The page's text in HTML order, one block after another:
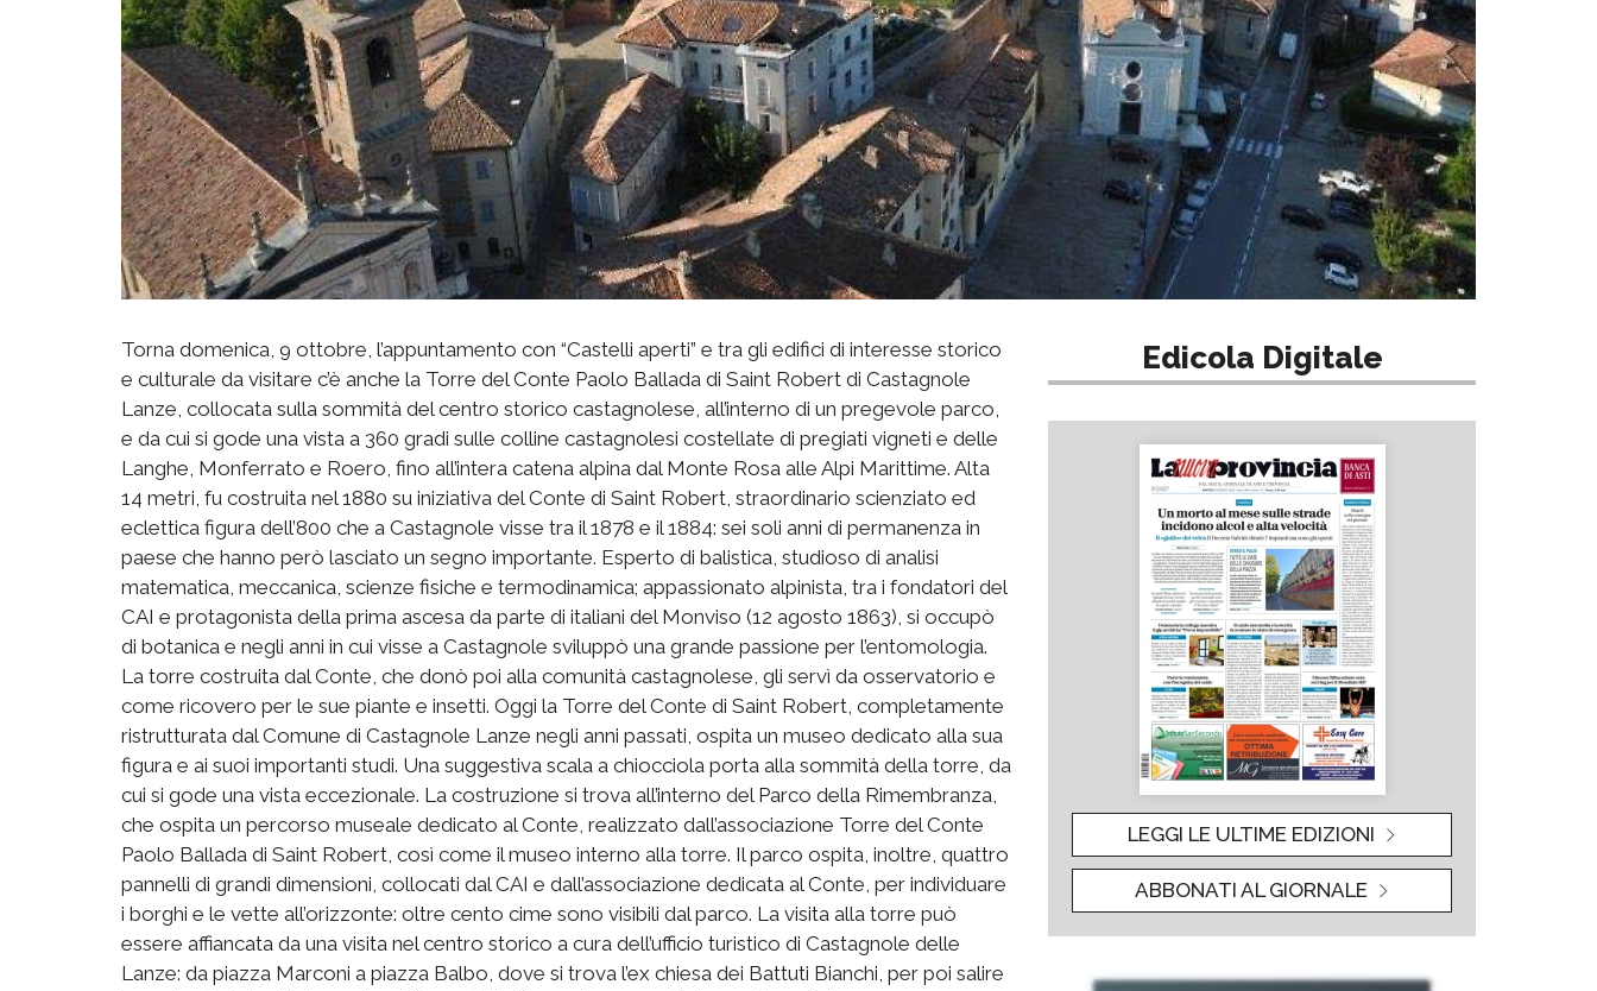
Torna domenica, 9 ottobre, l’appuntamento con “Castelli aperti” e tra gli edifici di interesse storico
e culturale da visitare c’è anche la Torre del Conte Paolo Ballada di Saint Robert di Castagnole
Lanze, collocata sulla sommità del centro storico castagnolese, all’interno di un pregevole parco,
e da cui si gode una vista a 360 gradi sulle colline castagnolesi costellate di pregiati vigneti e delle
Langhe, Monferrato e Roero, fino all’intera catena alpina dal Monte Rosa alle Alpi Marittime. Alta
14 metri, fu costruita nel 1880 su iniziativa del Conte di Saint Robert, straordinario scienziato ed
eclettica figura dell’800 che a Castagnole visse tra il 1878 e il 1884: sei soli anni di permanenza in
paese che hanno però lasciato un segno importante. Esperto di balistica, studioso di analisi
matematica, meccanica, scienze fisiche e termodinamica; appassionato alpinista, tra i fondatori del
CAI e protagonista della prima ascesa da parte di italiani del Monviso (12 agosto 1863), si occupò
di botanica e negli anni in cui visse a Castagnole sviluppò una grande passione per l’entomologia.
La torre costruita dal Conte, che donò poi alla comunità castagnolese, gli servì da osservatorio e
come ricovero per le sue piante e insetti. Oggi la Torre del Conte di Saint Robert, completamente
ristrutturata dal Comune di Castagnole Lanze negli anni passati, ospita un museo dedicato alla sua
figura e ai suoi importanti studi. Una suggestiva scala a chiocciola porta alla sommità della torre, da
cui si gode una vista eccezionale. La costruzione si trova all’interno del Parco della Rimembranza,
che ospita un percorso museale dedicato al Conte, realizzato dall’associazione Torre del Conte
Paolo Ballada di Saint Robert, così come il museo interno alla torre. Il parco ospita, inoltre, quattro
pannelli di grandi dimensioni, collocati dal CAI e dall’associazione dedicata al Conte, per individuare
i borghi e le vette all’orizzonte: oltre cento cime sono visibili dal parco. La visita alla torre può
essere affiancata da una visita nel centro storico a cura dell’ufficio turistico di Castagnole delle
Lanze: da piazza Marconi a piazza Balbo, dove si trova l’ex chiesa dei Battuti Bianchi, per poi salire
Edicola Digitale
LEGGI LE ULTIME EDIZIONI
ABBONATI AL GIORNALE